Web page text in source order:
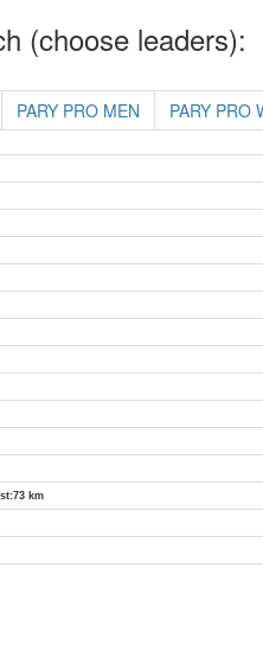
(choose leaders):
PARY PRO MEN PARY PRO
km